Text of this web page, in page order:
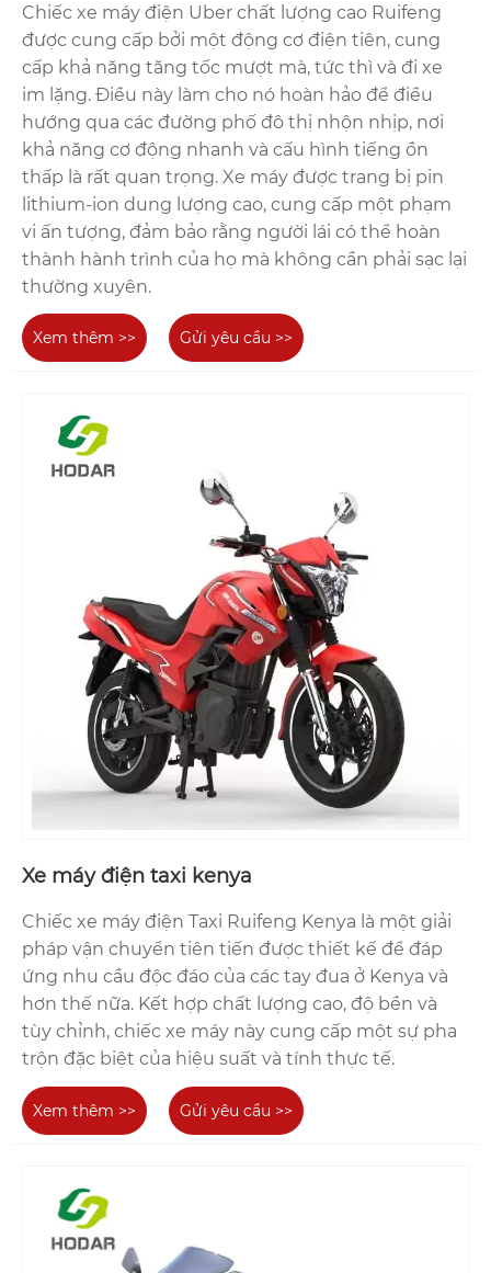
Chiếc xe máy điện Uber chất lượng cao Ruifeng
được cung cấp bởi một động cơ điện tiên, cung
cấp khả năng tăng tốc mượt mà, tức thì và đi xe
im lặng. Điều này làm cho nó hoàn hảo để điều
hướng qua các đường phố đô thị nhộn nhịp, nơi
khả năng cơ động nhanh và cấu hình tiếng ồn
thấp là rất quan trọng. Xe máy được trang bị pin
lithium-ion dung lượng cao, cung cấp một phạm
vi ấn tượng, đảm bảo rằng người lái có thể hoàn
thành hành trình của họ mà không cần phải sạc lại
thường xuyên.
Xem thêm >> Gửi yêu cầu >>
Xe máy điện taxi kenya
Chiếc xe máy điện Taxi Ruifeng Kenya là một giải
pháp vận chuyển tiên tiến được thiết kế để đáp
ứng nhu cầu độc đáo của các tay đua ở Kenya và
hơn thế nữa. Kết hợp chất lượng cao, độ bền và
tùy chỉnh, chiếc xe máy này cung cấp một sự pha
trộn đặc biệt của hiệu suất và tính thực tế.
Xem thêm >> Gửi yêu cầu >>